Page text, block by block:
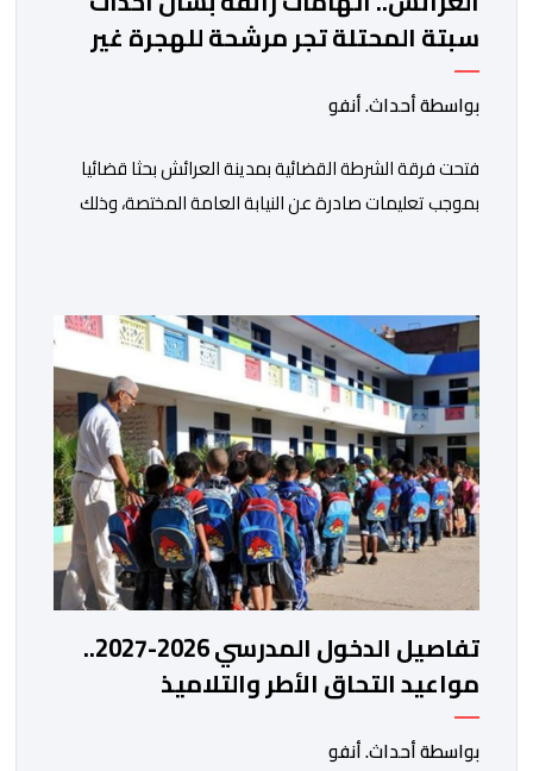
سبتة المحتلة تجر مرشحة للهجرة غير
النظامية إلى القضاء
بواسطة أحداث. أنفو
فتحت فرقة الشرطة القضائية بمدينة العرائش بحثا قضائيا
بموجب تعليمات صادرة عن النيابة العامة المختصة، وذلك
حسابات على شبكات التواصل الاجتماعي. وكانت السيدة
المذكورة قد صرحت بمعطيات مضللة، واتهامات كيدية،
تدعي فيها بأن جهات رسمية هي من فتحت الحدود في […]
تفاصيل الدخول المدرسي 2026-2027..
مواعيد التحاق الأطر والتلاميذ
بالمؤسسات التعليمية
بواسطة أحداث. أنفو